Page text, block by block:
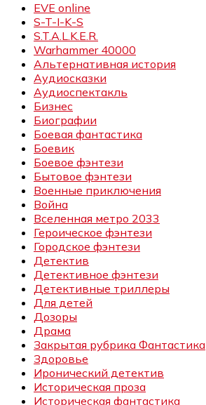
EVE online
S-T-I-K-S
S.T.A.L.K.E.R.
Warhammer 40000
Альтернативная история
Аудиосказки
Аудиоспектакль
Бизнес
Биографии
Боевая фантастика
Боевик
Боевое фэнтези
Бытовое фэнтези
Военные приключения
Война
Вселенная метро 2033
Героическое фэнтези
Городское фэнтези
Детектив
Детективное фэнтези
Детективные триллеры
Для детей
Дозоры
Драма
Закрытая рубрика Фантастика
Здоровье
Иронический детектив
Историческая проза
Историческая фантастика